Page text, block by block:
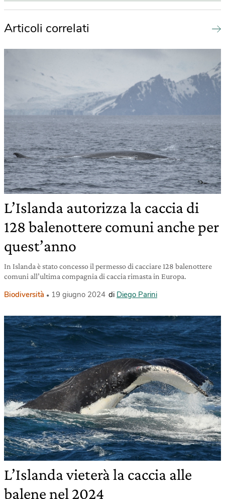
Articoli correlati
L’Islanda autorizza la caccia di
128 balenottere comuni anche per
quest’anno
In Islanda è stato concesso il permesso di cacciare 128 balenottere
comuni all’ultima compagnia di caccia rimasta in Europa.
Biodiversità 19 giugno 2024 di Diego Parini
L’Islanda vieterà la caccia alle
balene nel 2024